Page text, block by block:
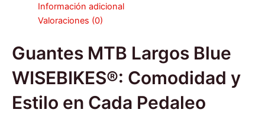
Información adicional
Valoraciones (0)
Guantes MTB Largos Blue
WISEBIKES®: Comodidad y
Estilo en Cada Pedaleo